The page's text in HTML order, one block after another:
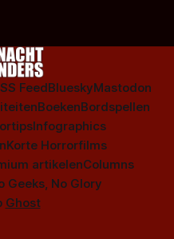
FeedBlueskyMastodon
BoekenBordspellen
Infographics
Korte Horrorfilms
artikelenColumns
Geeks, No Glory
Ghost